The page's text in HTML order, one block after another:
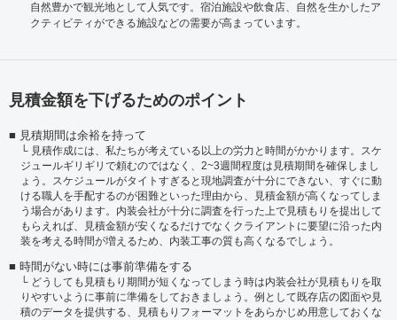
自然豊かで観光地として人気です。宿泊施設や飲食店、自然を生かしたア
クティビティができる施設などの需要が高まっています。
見積金額を下げるためのポイント
見積期間は余裕を持って
見積作成には、私たちが考えている以上の労力と時間がかかります。スケ
ジュールギリギリで頼むのではなく、2~3週間程度は見積期間を確保しまし
ょう。スケジュールがタイトすぎると現地調査が十分にできない、すぐに動
ける職人を手配するのが困難といった理由から、見積金額が高くなってしま
う場合があります。内装会社が十分に調査を行った上で見積もりを提出して
もらえれば、見積金額が安くなるだけでなくクライアントに要望に沿った内
装を考える時間が増えるため、内装工事の質も高くなるでしょう。
時間がない時には事前準備をする
どうしても見積もり期間が短くなってしまう時は内装会社が見積もりを取
りやすいように事前に準備をしておきましょう。例として既存店の図面や見
積のデータを提供する、見積もりフォーマットをあらかじめ用意しておくな